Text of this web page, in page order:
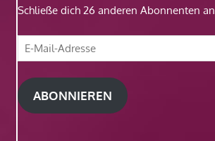
Schließe dich 26 anderen Abonnenten an
E-
Mail-
Adresse
ABONNIEREN